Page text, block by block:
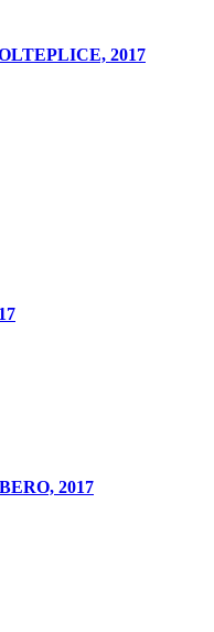
2017
2017